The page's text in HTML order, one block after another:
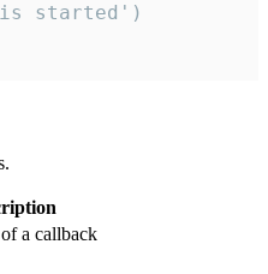
started')
a callback